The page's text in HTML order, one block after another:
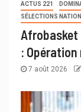
ACTUS 221
SÉLECTIONS
Afrobasket
:
7 août 2026